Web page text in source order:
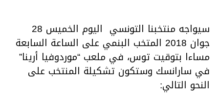
سيواجه منتخبنا التونسي اليوم الخميس 28
جوان 2018 المتخب البنمي على الساعة السابعة
مساءا بتوقيت توس، في ملعب “موردوفيا أرينا”
في سارانسك وستكون تشكيلة المنتخب على
النحو التالي: